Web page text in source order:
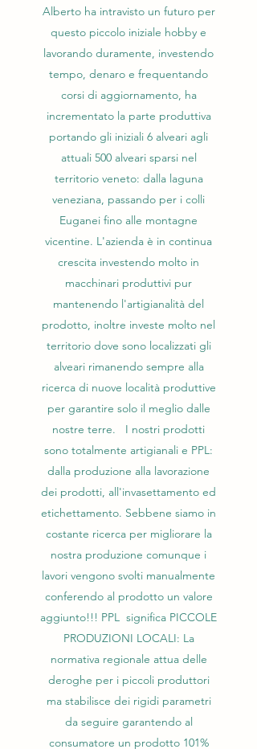
Alberto ha intravisto un futuro per
questo piccolo iniziale hobby e
lavorando duramente, investendo
tempo, denaro e frequentando
corsi di aggiornamento, ha
incrementato la parte produttiva
portando gli iniziali 6 alveari agli
attuali 500 alveari sparsi nel
territorio veneto: dalla laguna
veneziana, passando per i colli
Euganei fino alle montagne
vicentine. L'azienda è in continua
crescita investendo molto in
macchinari produttivi pur
mantenendo l'artigianalità del
prodotto, inoltre investe molto nel
territorio dove sono localizzati gli
alveari rimanendo sempre alla
ricerca di nuove località produttive
per garantire solo il meglio dalle
nostre terre. I nostri prodotti
sono totalmente artigianali e PPL:
dalla produzione alla lavorazione
dei prodotti, all'invasettamento ed
etichettamento. Sebbene siamo in
costante ricerca per migliorare la
nostra produzione comunque i
lavori vengono svolti manualmente
conferendo al prodotto un valore
aggiunto!!! PPL significa PICCOLE
PRODUZIONI LOCALI: La
normativa regionale attua delle
deroghe per i piccoli produttori
ma stabilisce dei rigidi parametri
da seguire garantendo al
consumatore un prodotto 101%